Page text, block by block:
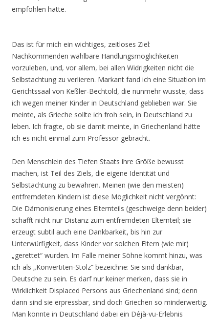
empfohlen hatte.
Das ist für mich ein wichtiges, zeitloses Ziel:
Nachkommenden wählbare Handlungsmöglichkeiten
vorzuleben, und, vor allem, bei allen Widrigkeiten nicht die
Selbstachtung zu verlieren. Markant fand ich eine Situation im
Gerichtssaal von Keßler-Bechtold, die nunmehr wusste, dass
ich wegen meiner Kinder in Deutschland geblieben war. Sie
meinte, als Grieche sollte ich froh sein, in Deutschland zu
leben. Ich fragte, ob sie damit meinte, in Griechenland hätte
ich es nicht einmal zum Professor gebracht.
Den Menschlein des Tiefen Staats ihre Größe bewusst
machen, ist Teil des Ziels, die eigene Identität und
Selbstachtung zu bewahren. Meinen (wie den meisten)
entfremdeten Kindern ist diese Möglichkeit nicht vergönnt:
Die Dämonisierung eines Elternteils (geschweige denn beider)
schafft nicht nur Distanz zum entfremdeten Elternteil; sie
erzeugt subtil auch eine Dankbarkeit, bis hin zur
Unterwürfigkeit, dass Kinder vor solchen Eltern (wie mir)
„gerettet“ wurden. Im Falle meiner Söhne kommt hinzu, was
ich als „Konvertiten-Stolz“ bezeichne: Sie sind dankbar,
Deutsche zu sein. Es darf nur keiner merken, dass sie in
Wirklichkeit Displaced Persons aus Griechenland sind; denn
dann sind sie erpressbar, sind doch Griechen so minderwertig.
Man könnte in Deutschland dabei ein Déjà-vu-Erlebnis